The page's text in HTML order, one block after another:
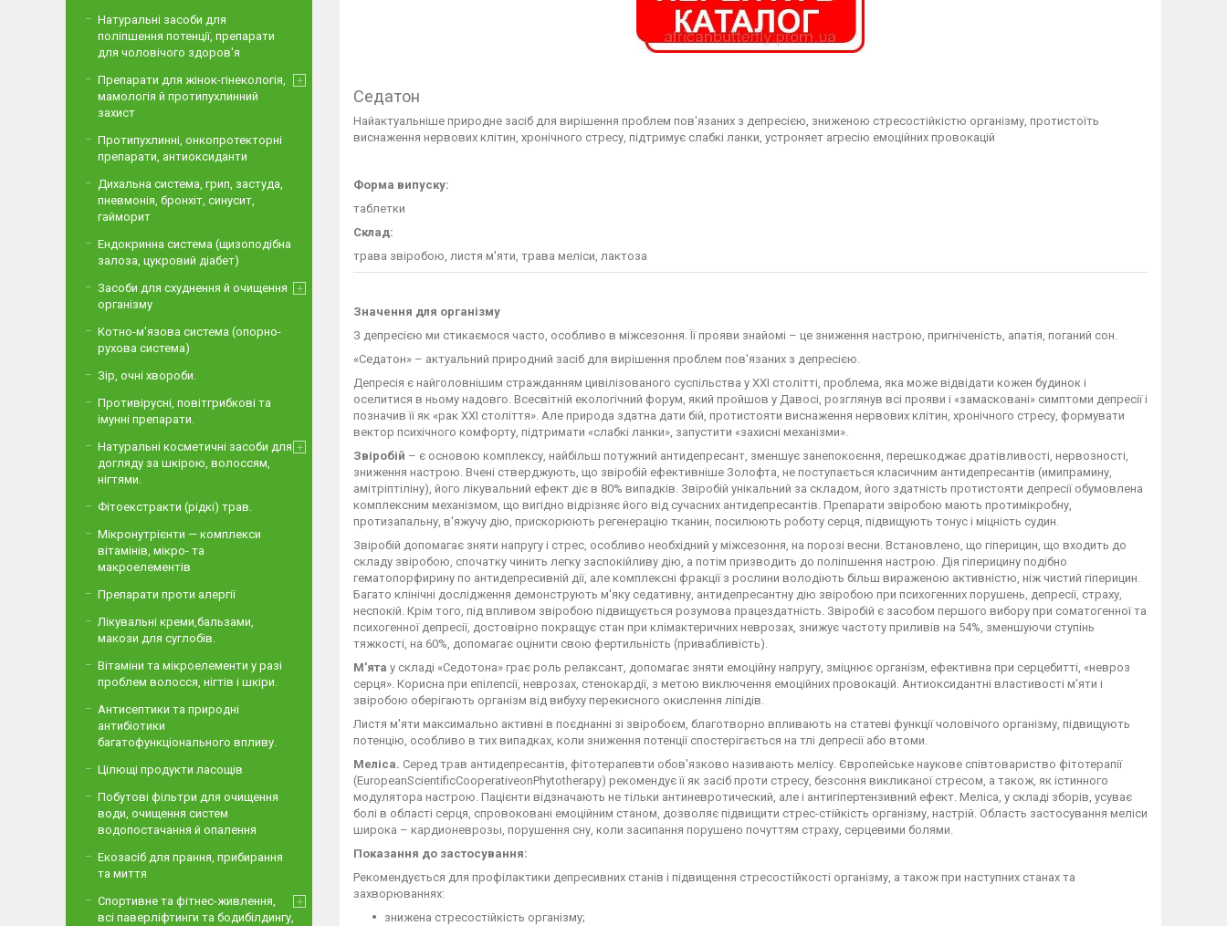
Седатон
Найактуальніше природне засіб для вирішення проблем пов'язаних з депресією, зниженою стресостійкістю організму, протистоїть
виснаження нервових клітин, хронічного стресу, підтримує слабкі ланки, устроняет агресію емоційних провокацій
Форма випуску:
таблетки
Склад:
трава звіробою, листя м'яти, трава меліси, лактоза
Значення для організму
З депресією ми стикаємося часто, особливо в міжсезоння. Її прояви знайомі – це зниження настрою, пригніченість, апатія, поганий сон.
«Седатон» – актуальний природний засіб для вирішення проблем пов'язаних з депресією.
Депресія є найголовнішим стражданням цивілізованого суспільства у ХХІ столітті, проблема, яка може відвідати кожен будинок і
оселитися в ньому надовго. Всесвітній екологічний форум, який пройшов у Давосі, розглянув всі прояви і «замасковані» симптоми депресії і
позначив її як «рак ХХІ століття». Але природа здатна дати бій, протистояти виснаження нервових клітин, хронічного стресу, формувати
вектор психічного комфорту, підтримати «слабкі ланки», запустити «захисні механізми».
Звіробій – є основою комплексу, найбільш потужний антидепресант, зменшує занепокоєння, перешкоджає дратівливості, нервозності,
зниження настрою. Вчені стверджують, що звіробій ефективніше Золофта, не поступається класичним антидепресантів (имипрамину,
амітріптіліну), його лікувальний ефект діє в 80% випадків. Звіробій унікальний за складом, його здатність протистояти депресії обумовлена
комплексним механізмом, що вигідно відрізняє його від сучасних антидепресантів. Препарати звіробою мають протимікробну,
протизапальну, в'яжучу дію, прискорюють регенерацію тканин, посилюють роботу серця, підвищують тонус і міцність судин.
Звіробій допомагає зняти напругу і стрес, особливо необхідний у міжсезоння, на порозі весни. Встановлено, що гіперицин, що входить до
складу звіробою, спочатку чинить легку заспокійливу дію, а потім призводить до поліпшення настрою. Дія гіперицину подібно
гематопорфирину по антидепресивній дії, але комплексні фракції з рослини володіють більш вираженою активністю, ніж чистий гіперицин.
Багато клінічні дослідження демонструють м'яку седативну, антидепресантну дію звіробою при психогенних порушень, депресії, страху,
неспокій. Крім того, під впливом звіробою підвищується розумова працездатність. Звіробій є засобом першого вибору при соматогенної та
психогенної депресії, достовірно покращує стан при клімактеричних неврозах, знижує частоту приливів на 54%, зменшуючи ступінь
тяжкості, на 60%, допомагає оцінити свою фертильність (привабливість).
М'ята у складі «Седотона» грає роль релаксант, допомагає зняти емоційну напругу, зміцнює організм, ефективна при серцебитті, «невроз
серця». Корисна при епілепсії, неврозах, стенокардії, з метою виключення емоційних провокацій. Антиоксидантні властивості м'яти і
звіробою оберігають організм від вибуху перекисного окислення ліпідів.
Листя м'яти максимально активні в поєднанні зі звіробоєм, благотворно впливають на статеві функції чоловічого організму, підвищують
потенцію, особливо в тих випадках, коли зниження потенції спостерігається на тлі депресії або втоми.
Меліса. Серед трав антидепресантів, фітотерапевти обов'язково називають мелісу. Європейське наукове співтовариство фітотерапії
(EuropeanScientificCooperativeonPhytotherapy) рекомендує її як засіб проти стресу, безсоння викликаної стресом, а також, як істинного
модулятора настрою. Пацієнти відзначають не тільки антиневротический, але і антигіпертензивний ефект. Меліса, у складі зборів, усуває
болі в області серця, спровоковані емоційним станом, дозволяє підвищити стрес-стійкість організму, настрій. Область застосування меліси
широка – кардионеврозы, порушення сну, коли засипання порушено почуттям страху, серцевими болями.
Показання до застосування:
Рекомендується для профілактики депресивних станів і підвищення стресостійкості організму, а також при наступних станах та
захворюваннях:
знижена стресостійкість організму;
Натуральні засоби для
поліпшення потенції, препарати
для чоловічого здоров'я
Препарати для жінок-гінекологія,
мамологія й протипухлинний
захист
Протипухлинні, онкопротекторні
препарати, антиоксиданти
Дихальна система, грип, застуда,
пневмонія, бронхіт, синусит,
гайморит
Ендокринна система (щизоподібна
залоза, цукровий діабет)
Засоби для схуднення й очищення
організму
Котно-м'язова система (опорно-
рухова система)
Зір, очні хвороби.
Противірусні, повітгрибкові та
імунні препарати.
Натуральні косметичні засоби для
догляду за шкірою, волоссям,
нігтями.
Фітоекстракти (рідкі) трав.
Мікронутрієнти — комплекси
вітамінів, мікро- та
макроелементів
Препарати проти алергії
Лікувальні креми,бальзами,
макози для суглобів.
Вітаміни та мікроелементи у разі
проблем волосся, нігтів і шкіри.
Антисептики та природні
антибіотики
багатофункціонального впливу.
Цілющі продукти ласощів
Побутові фільтри для очищення
води, очищення систем
водопостачання й опалення
Екозасіб для прання, прибирання
та миття
Спортивне та фітнес-живлення,
всі паверліфтинги та бодибілдингу,